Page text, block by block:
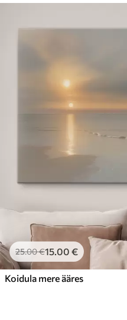
25.00€15.00 €
Koidula mere ääres